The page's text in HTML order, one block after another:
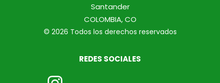
Santander
COLOMBIA, CO
© 2026 Todos los derechos reservados
REDES SOCIALES